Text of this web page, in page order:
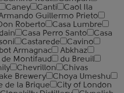
Caney Canti
Caol Ila
Guillermo Prieto
Roberto
Casa Lumbre
Casa Perro Santo
Casa
Castarede
Cavino
Armagnac
Abkhaz
de Montifaud
du Breuil
Chevrillon
Chivas
Brewery
Choya Umeshu
de la Brique
City of London